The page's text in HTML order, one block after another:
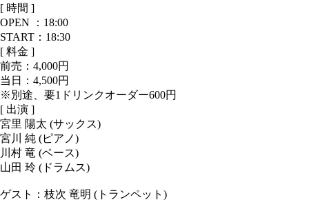
[ 時間 ]
OPEN ： 18:00
START：18:30
[ 料金 ]
前売： 4,000円
当日： 4,500円
※別途、要1ドリンクオーダー600円
[ 出演 ]
宮里 陽太 (サックス)
宮川 純 (ピアノ)
川村 竜 (ベース)
山田 玲 (ドラムス)
ゲスト：枝次 竜明 (トランペット)